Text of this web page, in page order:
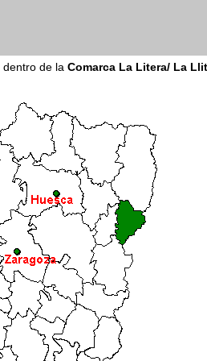
dentro de la Comarca La Litera/ La